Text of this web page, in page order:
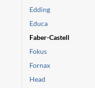
Edding
Educa
Faber-Castell
Fokus
Fornax
Head